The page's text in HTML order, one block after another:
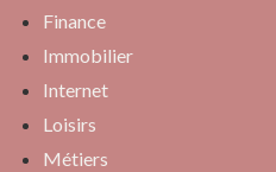
Finance
Immobilier
Internet
Loisirs
Métiers